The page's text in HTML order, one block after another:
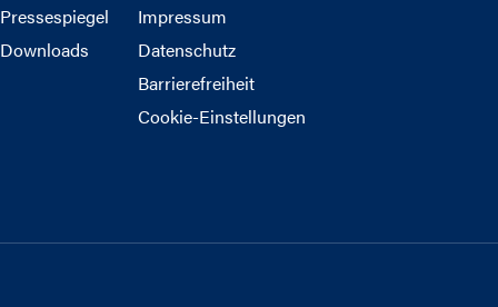
Pressespiegel
Downloads
Impressum
Datenschutz
Barrierefreiheit
Cookie-Einstellungen